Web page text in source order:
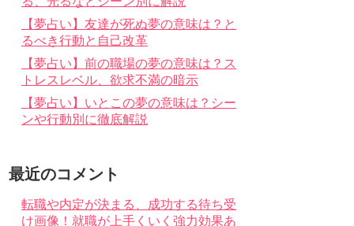
【夢占い】友達が死ぬ夢の意味は？と
るべき行動と自己改革
【夢占い】前の職場の夢の意味は？ス
トレスレベル、欲求不満の暗示
【夢占い】いとこの夢の意味は？シー
ンや行動別に徹底解説
最近のコメント
転職や内定が決まる、成功する待ち受
け画像！就職が上手くいく強力効果あ